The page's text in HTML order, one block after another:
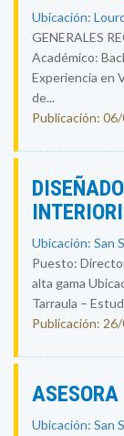
Ubicación:
GENERALES
Académico:
Experiencia en
de...
Publicación:
Ubicación: San
Puesto:
alta gama
Tarraula –
Publicación:
Ubicación: San